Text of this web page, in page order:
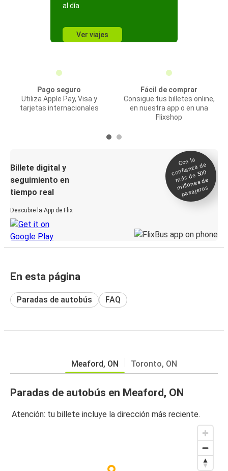
al día
Ver viajes
Pago seguro
Utiliza Apple Pay, Visa y
tarjetas internacionales
Fácil de comprar
Consigue tus billetes online,
en nuestra app o en una
Flixshop
Billete digital y
seguimiento en
tiempo real
Descubre la App de Flix
Con la
confianza de
más de 500
millones de
pasajeros
En esta página
Paradas de autobús FAQ
Meaford, ON Toronto, ON
Paradas de autobús en Meaford, ON
Atención: tu billete incluye la dirección más reciente.